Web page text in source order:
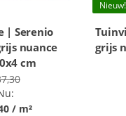
| Serenio
nuance
cm
/ m²
Nieuw!
grijs